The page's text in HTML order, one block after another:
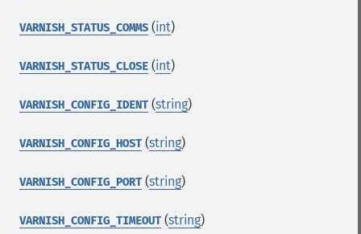
VARNISH_STATUS_COMMS (int)
VARNISH_STATUS_CLOSE (int)
VARNISH_CONFIG_IDENT (string)
VARNISH_CONFIG_HOST (string)
VARNISH_CONFIG_PORT (string)
VARNISH_CONFIG_TIMEOUT (string)